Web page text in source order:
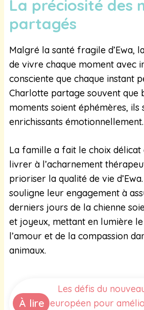
La préciosité des
partagés
Malgré la santé fragile d’Ewa,
de vivre chaque moment avec
consciente que chaque instant
Charlotte partage souvent que
moments soient éphémères, ils
enrichissants émotionnellement.
La famille a fait le choix délicat
livrer à l’acharnement
prioriser la qualité de vie
souligne leur engagement à
derniers jours de la chienne
et joyeux, mettant en lumière
l’amour et de la compassion
animaux.
À lire
Les défis du
européen pour